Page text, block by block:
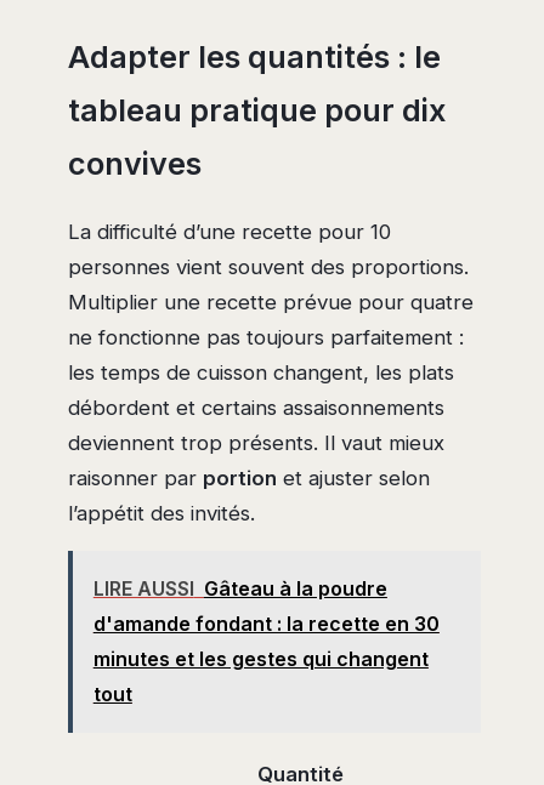
Adapter les quantités : le
tableau pratique pour dix
convives
La difficulté d’une recette pour 10
personnes vient souvent des proportions.
Multiplier une recette prévue pour quatre
ne fonctionne pas toujours parfaitement :
les temps de cuisson changent, les plats
débordent et certains assaisonnements
deviennent trop présents. Il vaut mieux
raisonner par portion et ajuster selon
l’appétit des invités.
LIRE AUSSI Gâteau à la poudre
d'amande fondant : la recette en 30
minutes et les gestes qui changent
tout
Quantité